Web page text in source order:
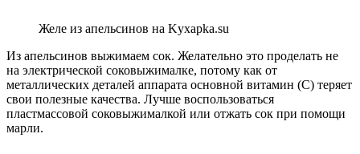
Желе из апельсинов на Kyxapka.su
Из апельсинов выжимаем сок. Желательно это проделать не
на электрической соковыжималке, потому как от
металлических деталей аппарата основной витамин (C) теряет
свои полезные качества. Лучше воспользоваться
пластмассовой соковыжималкой или отжать сок при помощи
марли.